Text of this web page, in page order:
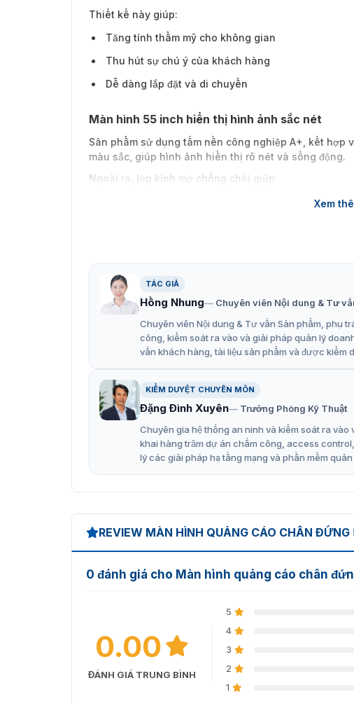
Thiết kế này giúp:
Tăng tính thẩm mỹ cho không gian
Thu hút sự chú ý của khách hàng
Dễ dàng lắp đặt và di chuyển
Màn hình 55 inch hiển thị hình ảnh sắc nét
Sản phẩm sử dụng tấm nền công nghiệp A+, kết
màu sắc, giúp hình ảnh hiển thị rõ nét và sống động.
Ngoài ra, lớp kính mờ chống chói giúp:
Hỗ trợ nhiều định dạng nội dung quảng cáo
Màn hình DS-D6055UN-D/S hỗ trợ đa dạng nội dung
truyền tải thông tin.
Các định dạng hỗ trợ gồm:
Video
Âm thanh
Phụ đề chạy chữ
Tài liệu PDF
Hình ảnh popup
Hệ thống gọi số
Nhờ đó, doanh nghiệp có thể xây dựng các chiến
Lập lịch phát nội dung linh hoạt
Hệ thống cho phép thiết lập lịch trình phát nội dung
Phát theo ngày
Phát theo tuần
Xem
TÁC GIẢ
Hồng Nhung
Chuyên viên Nội dung & Tư
Chuyên viên Nội dung & Tư vấn Sản phẩm, phụ
công, kiểm soát ra vào và giải pháp quản lý
vấn khách hàng, tài liệu sản phẩm và được kiểm
KIỂM DUYỆT CHUYÊN MÔN
Đặng Đình Xuyên
Trưởng Phòng Kỹ Thuật
Chuyên gia hệ thống an ninh và kiểm soát ra
khai hàng trăm dự án chấm công, access
lý các giải pháp hạ tầng mạng và phần mềm
REVIEW MÀN HÌNH QUẢNG CÁO CHÂN
0 đánh giá cho Màn hình quảng cáo chân
0.00
ĐÁNH GIÁ TRUNG BÌNH
5
4
3
2
1